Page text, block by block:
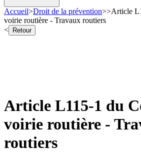
Accueil>Droit de la prévention>>Article
voirie routière - Travaux routiers
<
Retour
Article L115-1 du
voirie routière -
routiers